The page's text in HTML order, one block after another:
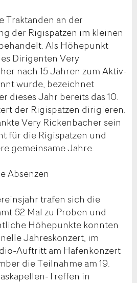
Traktanden an der
der Rigispatzen im kleinen
Als Höhepunkt
Dirigenten Very
nach 15 Jahren zum Aktiv-
wurde, bezeichnet
dieses Jahr bereits das 10.
der Rigispatzen dirigieren.
Very Rickenbacher sein
für die Rigispatzen und
gemeinsame Jahre.
Absenzen
trafen sich die
62 Mal zu Proben und
Höhepunkte konnten
Jahreskonzert, im
Auftritt am Hafenkonzert
die Teilnahme am 19.
Treffen in